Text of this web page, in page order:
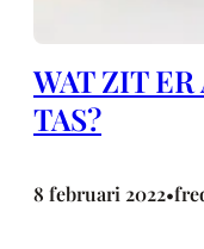
WAT ZIT
TAS?
8 februari 2022•